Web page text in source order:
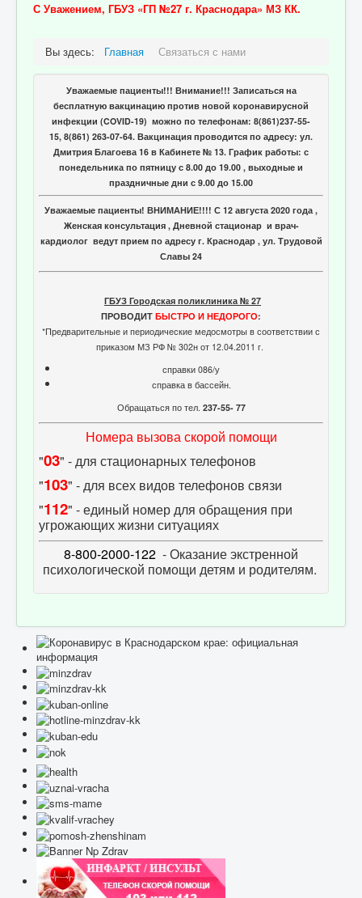
С Уважением, ГБУЗ «ГП №27 г. Краснодара» МЗ КК.
Вы здесь: Главная Связаться с нами
Уважаемые пациенты!!! Внимание!!! Записаться на
бесплатную вакцинацию против новой коронавирусной
инфекции (COVID-19) можно по телефонам: 8(861)237-55-
15, 8(861) 263-07-64. Вакцинация проводится по адресу: ул.
Дмитрия Благоева 16 в Кабинете № 13. График работы: с
понедельника по пятницу с 8.00 до 19.00 , выходные и
праздничные дни с 9.00 до 15.00
Уважаемые пациенты! ВНИМАНИЕ!!!! С 12 августа 2020 года ,
Женская консультация , Дневной стационар и врач-
кардиолог ведут прием по адресу г. Краснодар , ул. Трудовой
Славы 24
ГБУЗ Городская поликлиника № 27
ПРОВОДИТ БЫСТРО И НЕДОРОГО:
*Предварительные и периодические медосмотры в соответствии с
приказом МЗ РФ № 302н от 12.04.2011 г.
справки 086/у
справка в бассейн.
Обращаться по тел. 237-55- 77
Номера вызова скорой помощи
"03" - для стационарных телефонов
"103" - для всех видов телефонов связи
"112" - единый номер для обращения при
угрожающих жизни ситуациях
8-800-2000-122 - Оказание экстренной
психологической помощи детям и родителям.